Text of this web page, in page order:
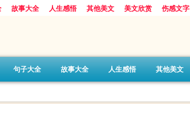
故事大全 人生感悟 其他美文 美文欣赏 伤感文字
句子大全 故事大全 人生感悟 其他美文